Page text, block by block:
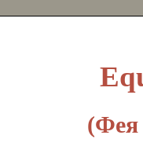
(Фея